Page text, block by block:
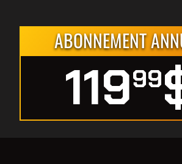
ABONNEMENT
11999